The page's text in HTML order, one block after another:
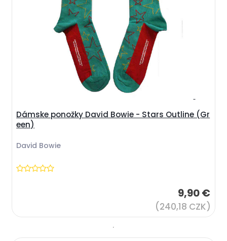
Dámske ponožky David Bowie - Stars Outline (Gr
een)
David Bowie
9,90 €
(240,18 CZK)